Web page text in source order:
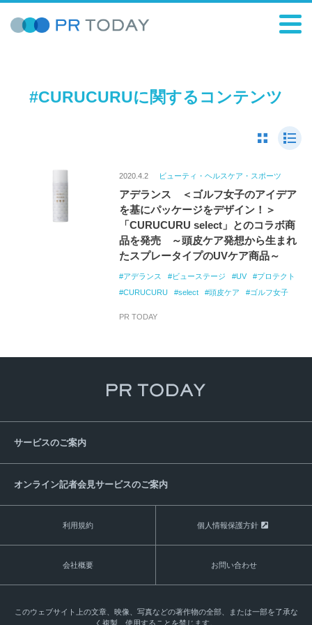
#CURUCURUに関するコンテンツ
2020.4.2 ビューティ・ヘルスケア・スポーツ
アデランス ＜ゴルフ女子のアイデア
を基にパッケージをデザイン！＞
「CURUCURU select」とのコラボ商
品を発売 ～頭皮ケア発想から生まれ
たスプレータイプのUVケア商品～
アデランス ビューステージ UV
プロテクト
CURUCURU
select 頭皮ケア ゴルフ女子
PR TODAY
サービスのご案内
オンライン記者会見サービスのご案内
利用規約 個人情報保護方針
会社概要 お問い合わせ
このウェブサイト上の文章、映像、写真などの著作物の全部、または一部を了承な
く複製、使用することを禁じます。